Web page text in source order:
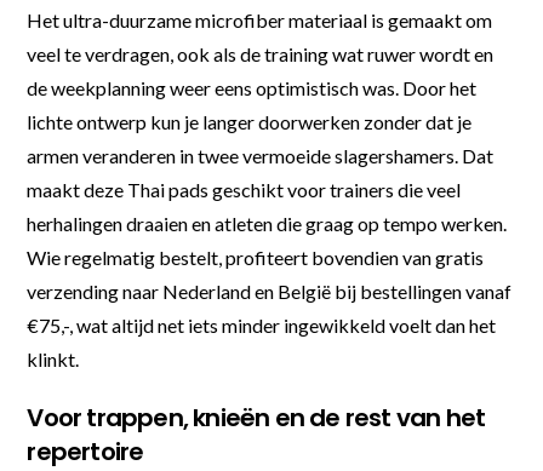
Het ultra-duurzame microfiber materiaal is gemaakt om
veel te verdragen, ook als de training wat ruwer wordt en
de weekplanning weer eens optimistisch was. Door het
lichte ontwerp kun je langer doorwerken zonder dat je
armen veranderen in twee vermoeide slagershamers. Dat
maakt deze Thai pads geschikt voor trainers die veel
herhalingen draaien en atleten die graag op tempo werken.
Wie regelmatig bestelt, profiteert bovendien van gratis
verzending naar Nederland en België bij bestellingen vanaf
€75,-, wat altijd net iets minder ingewikkeld voelt dan het
klinkt.
Voor trappen, knieën en de rest van het
repertoire